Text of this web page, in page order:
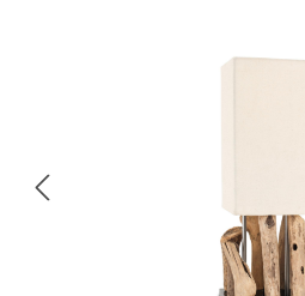
Bildergalerie überspringen